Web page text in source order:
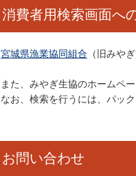
消費者用検索画面へ
宮城県漁業協同組合 （旧みや
また、みやぎ生協のホームペ
なお、検索を行うには、パッ
お問い合わせ